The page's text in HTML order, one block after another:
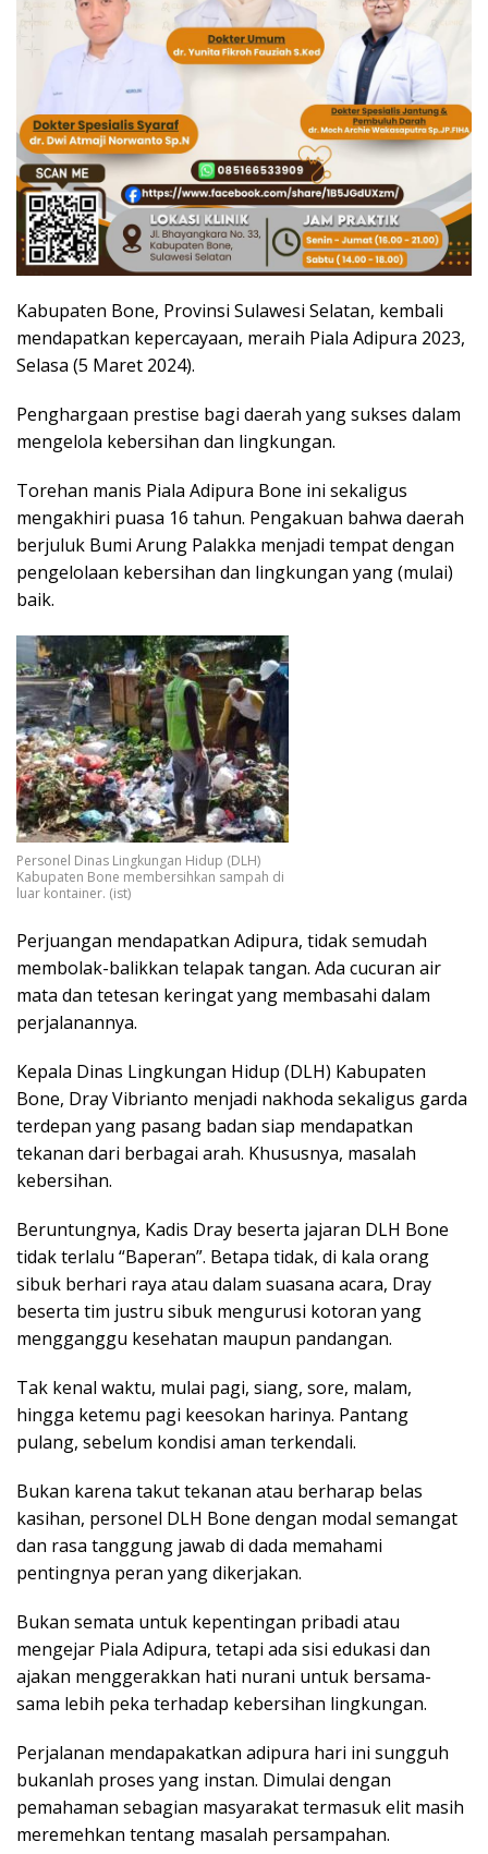
Kabupaten Bone, Provinsi Sulawesi Selatan, kembali
mendapatkan kepercayaan, meraih Piala Adipura 2023,
Selasa (5 Maret 2024).
Penghargaan prestise bagi daerah yang sukses dalam
mengelola kebersihan dan lingkungan.
Torehan manis Piala Adipura Bone ini sekaligus
mengakhiri puasa 16 tahun. Pengakuan bahwa daerah
berjuluk Bumi Arung Palakka menjadi tempat dengan
pengelolaan kebersihan dan lingkungan yang (mulai)
baik.
Personel Dinas Lingkungan Hidup (DLH)
Kabupaten Bone membersihkan sampah di
luar kontainer. (ist)
Perjuangan mendapatkan Adipura, tidak semudah
membolak-balikkan telapak tangan. Ada cucuran air
mata dan tetesan keringat yang membasahi dalam
perjalanannya.
Kepala Dinas Lingkungan Hidup (DLH) Kabupaten
Bone, Dray Vibrianto menjadi nakhoda sekaligus garda
terdepan yang pasang badan siap mendapatkan
tekanan dari berbagai arah. Khususnya, masalah
kebersihan.
Beruntungnya, Kadis Dray beserta jajaran DLH Bone
tidak terlalu “Baperan”. Betapa tidak, di kala orang
sibuk berhari raya atau dalam suasana acara, Dray
beserta tim justru sibuk mengurusi kotoran yang
mengganggu kesehatan maupun pandangan.
Tak kenal waktu, mulai pagi, siang, sore, malam,
hingga ketemu pagi keesokan harinya. Pantang
pulang, sebelum kondisi aman terkendali.
Bukan karena takut tekanan atau berharap belas
kasihan, personel DLH Bone dengan modal semangat
dan rasa tanggung jawab di dada memahami
pentingnya peran yang dikerjakan.
Bukan semata untuk kepentingan pribadi atau
mengejar Piala Adipura, tetapi ada sisi edukasi dan
ajakan menggerakkan hati nurani untuk bersama-
sama lebih peka terhadap kebersihan lingkungan.
Perjalanan mendapakatkan adipura hari ini sungguh
bukanlah proses yang instan. Dimulai dengan
pemahaman sebagian masyarakat termasuk elit masih
meremehkan tentang masalah persampahan.